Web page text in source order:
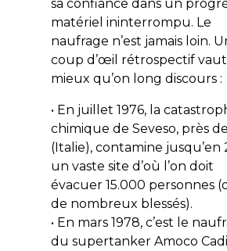
sa confiance dans un
matériel ininterrompu. Le
naufrage n’est jamais loin.
coup d’œil rétrospectif vaut
mieux qu’on long discours :
• En juillet 1976, la
chimique de Seveso, près
(Italie), contamine jusqu’en
un vaste site d’où l’on doit
évacuer 15.000 personnes
de nombreux blessés).
• En mars 1978, c’est le
du supertankerAmoco